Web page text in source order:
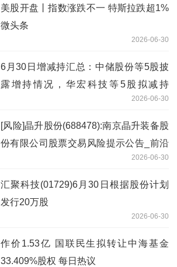
美股开盘丨指数涨跌不一 特斯拉跌超1%
微头条
2026-06-30
6月30日增减持汇总：中储股份等5股披
露增持情况，华宏科技等5股拟减持
2026-06-30
[风险]晶升股份(688478):南京晶升装备股
份有限公司股票交易风险提示公告_前沿
2026-06-30
汇聚科技(01729)6月30日根据股份计划
发行20万股
2026-06-30
作价1.53亿 国联民生拟转让中海基金
33.409%股权 每日热议